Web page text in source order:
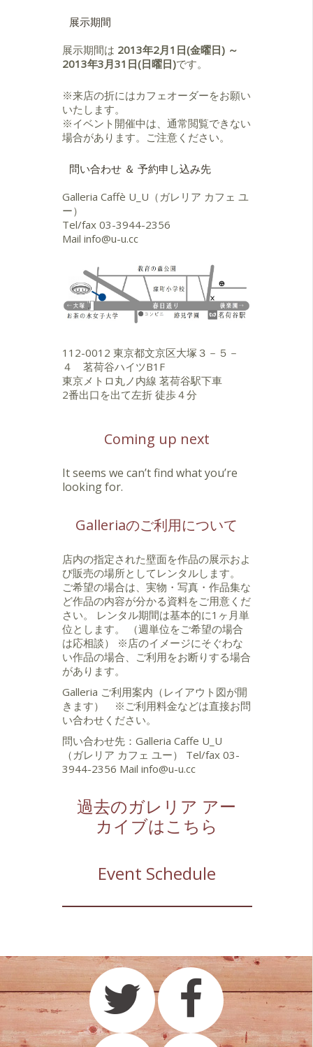
展示期間
展示期間は 2013年2月1日(金曜日) ～
2013年3月31日(日曜日)です。
※来店の折にはカフェオーダーをお願い
いたします。
※イベント開催中は、通常閲覧できない
場合があります。ご注意ください。
問い合わせ ＆ 予約申し込み先
Galleria Caffè U_U（ガレリア カフェ ユ
ー）
Tel/fax 03-3944-2356
Mail info@u-u.cc
112-0012 東京都文京区大塚３－５－
４ 茗荷谷ハイツB1F
東京メトロ丸ノ内線 茗荷谷駅下車
2番出口を出て左折 徒歩４分
Coming up next
It seems we can’t find what you’re
looking for.
Galleriaのご利用について
店内の指定された壁面を作品の展示およ
び販売の場所としてレンタルします。
ご希望の場合は、実物・写真・作品集な
ど作品の内容が分かる資料をご用意くだ
さい。 レンタル期間は基本的に1ヶ月単
位とします。 （週単位をご希望の場合
は応相談） ※店のイメージにそぐわな
い作品の場合、ご利用をお断りする場合
があります。
Galleria ご利用案内（レイアウト図が開
きます）
※ご利用料金などは直接お問
い合わせください。
問い合わせ先：Galleria Caffe U_U
（ガレリア カフェ ユー） Tel/fax 03-
3944-2356 Mail info@u-u.cc
過去のガレリア アー
カイブはこちら
Event Schedule